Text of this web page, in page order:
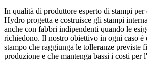
In qualità di produttore esperto di stampi
Hydro progetta e costruisce gli stampi
anche con fabbri indipendenti quando le
richiedono. Il nostro obiettivo in ogni caso è
stampo che raggiunga le tolleranze previste
produzione e che mantenga bassi i costi per